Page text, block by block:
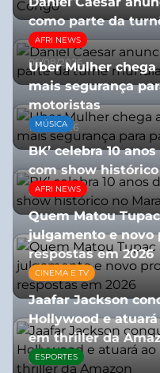
como parte da
Spergy’
05/08/2026
AFRI NEWS
Uber Mulher chega
mais segurança
motoristas
10/07/2026
MÚSICA
BK’ celebra 10
com show
06/08/2026
AFRI NEWS
Quem Matou
julgamento e novo
respostas em 2026
05/08/2026
CINEMA E TV
Jaafar Jackson
Hollywood e
em thriller da
06/08/2026
ESPORTES